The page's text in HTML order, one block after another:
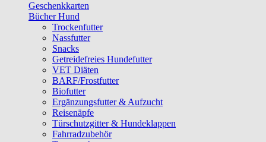
Geschenkkarten
Bücher Hund
Trockenfutter
Nassfutter
Snacks
Getreidefreies Hundefutter
VET Diäten
BARF/Frostfutter
Biofutter
Ergänzungsfutter & Aufzucht
Reisenäpfe
Türschutzgitter & Hundeklappen
Fahrradzubehör